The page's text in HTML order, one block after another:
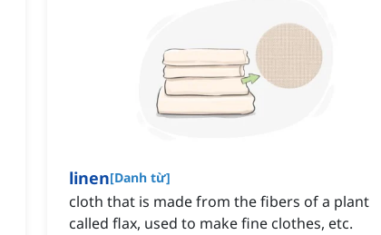
linen[Danh từ]
cloth that is made from the fibers of a plant
called flax, used to make fine clothes, etc.